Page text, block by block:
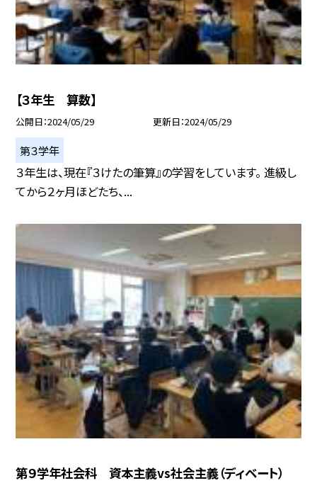
【３年生 算数】
公開日 2024/05/29 更新日 2024/05/29
第３学年
３年生は、現在『３けたの筆算』の学習をしています。 進級し
てから２ヶ月ほどたち、...
第９学年社会科 資本主義vs社会主義（ディベート）